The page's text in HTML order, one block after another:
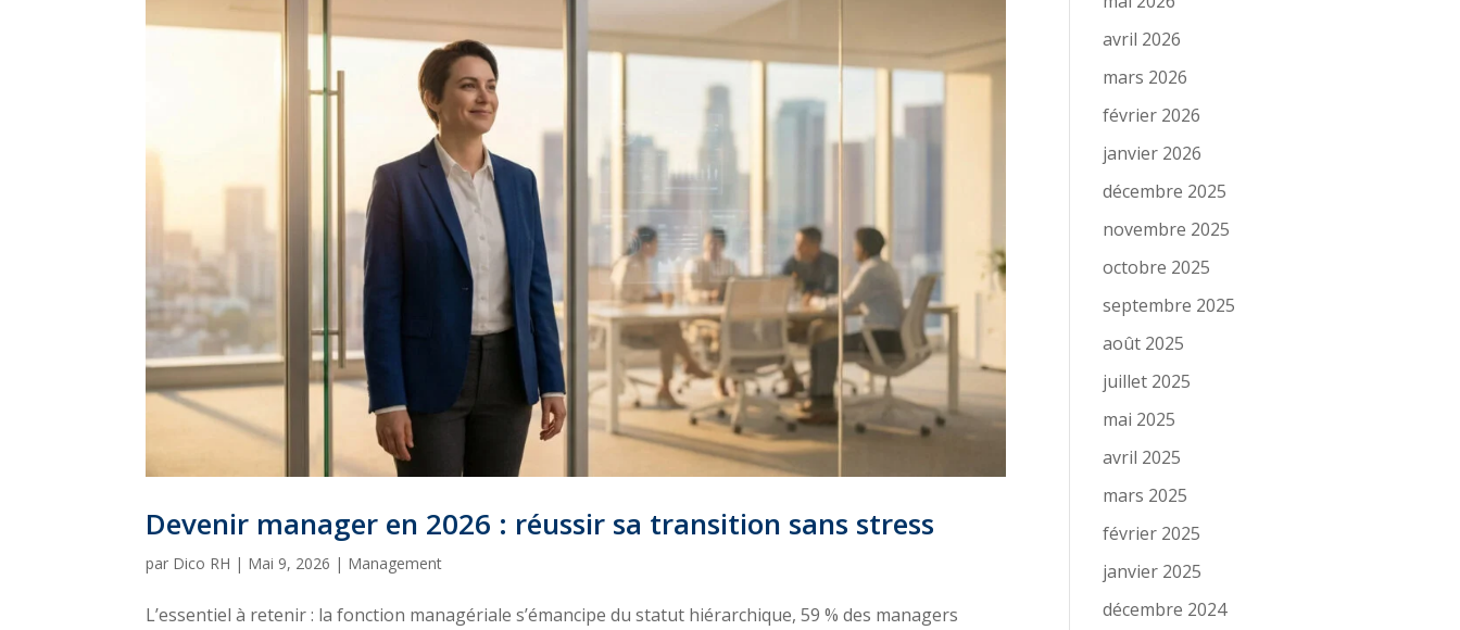
Devenir manager en 2026 : réussir sa transition sans stress
par Dico RH | Mai 9, 2026 | Management
L’essentiel à retenir : la fonction managériale s’émancipe du statut hiérarchique, 59 % des managers
avril 2026
mars 2026
février 2026
janvier 2026
décembre 2025
novembre 2025
octobre 2025
septembre 2025
août 2025
juillet 2025
mai 2025
avril 2025
mars 2025
février 2025
janvier 2025
décembre 2024